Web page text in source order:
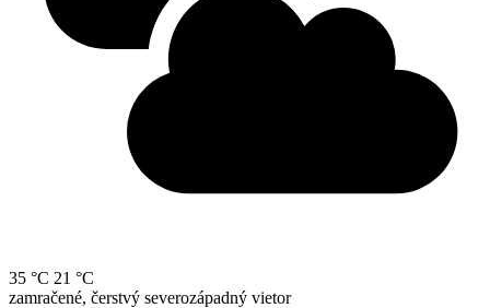
35 °C 21 °C
zamračené, čerstvý severozápadný vietor